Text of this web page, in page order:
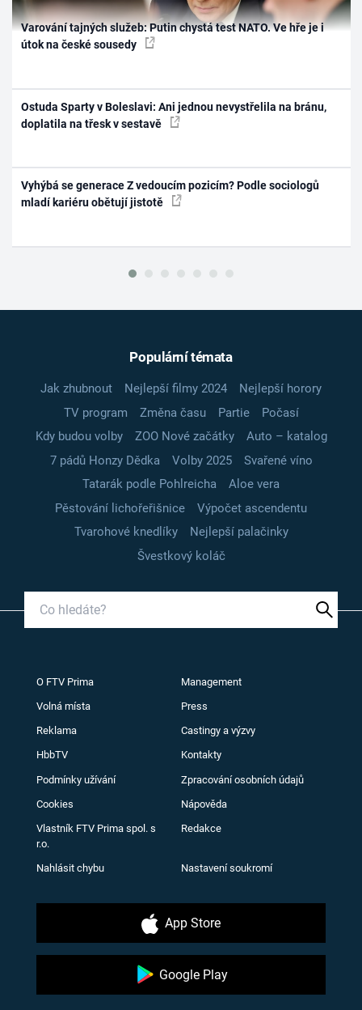
Varování tajných služeb: Putin chystá test NATO. Ve hře je i
útok na české sousedy
Ostuda Sparty v Boleslavi: Ani jednou nevystřelila na bránu,
doplatila na třesk v sestavě
Vyhýbá se generace Z vedoucím pozicím? Podle sociologů
mladí kariéru obětují jistotě
Populární témata
Jak zhubnout Nejlepší filmy 2024
Nejlepší horory
TV program
Změna času Partie
Počasí
Kdy budou volby
ZOO Nové začátky
Auto – katalog
7 pádů Honzy Dědka
Volby 2025
Svařené víno
Tatarák podle Pohlreicha
Aloe vera
Pěstování lichořeřišnice
Výpočet ascendentu
Tvarohové knedlíky
Nejlepší palačinky
Švestkový koláč
O FTV Prima Management
Volná místa Press
Reklama Castingy a výzvy
HbbTV Kontakty
Podmínky užívání Zpracování osobních údajů
Cookies Nápověda
Vlastník FTV Prima spol. s
r.o.
Redakce
Nahlásit chybu Nastavení soukromí
App Store
Google Play